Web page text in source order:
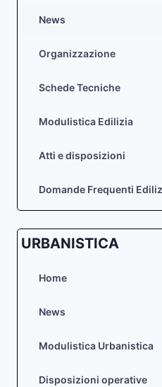
News
Organizzazione
Schede Tecniche
Modulistica Edilizia
Atti e disposizioni
Domande Frequenti
URBANISTICA
Home
News
Modulistica Urbanistica
Disposizioni operative